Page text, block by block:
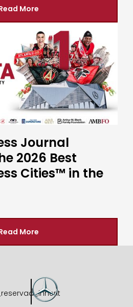
More
Journal
2026 Best
Cities™ in the
More